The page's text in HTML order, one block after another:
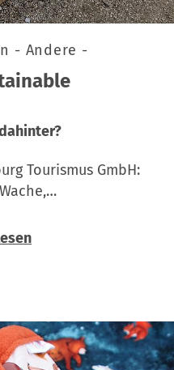
- Andere -
Tourismus GmbH: